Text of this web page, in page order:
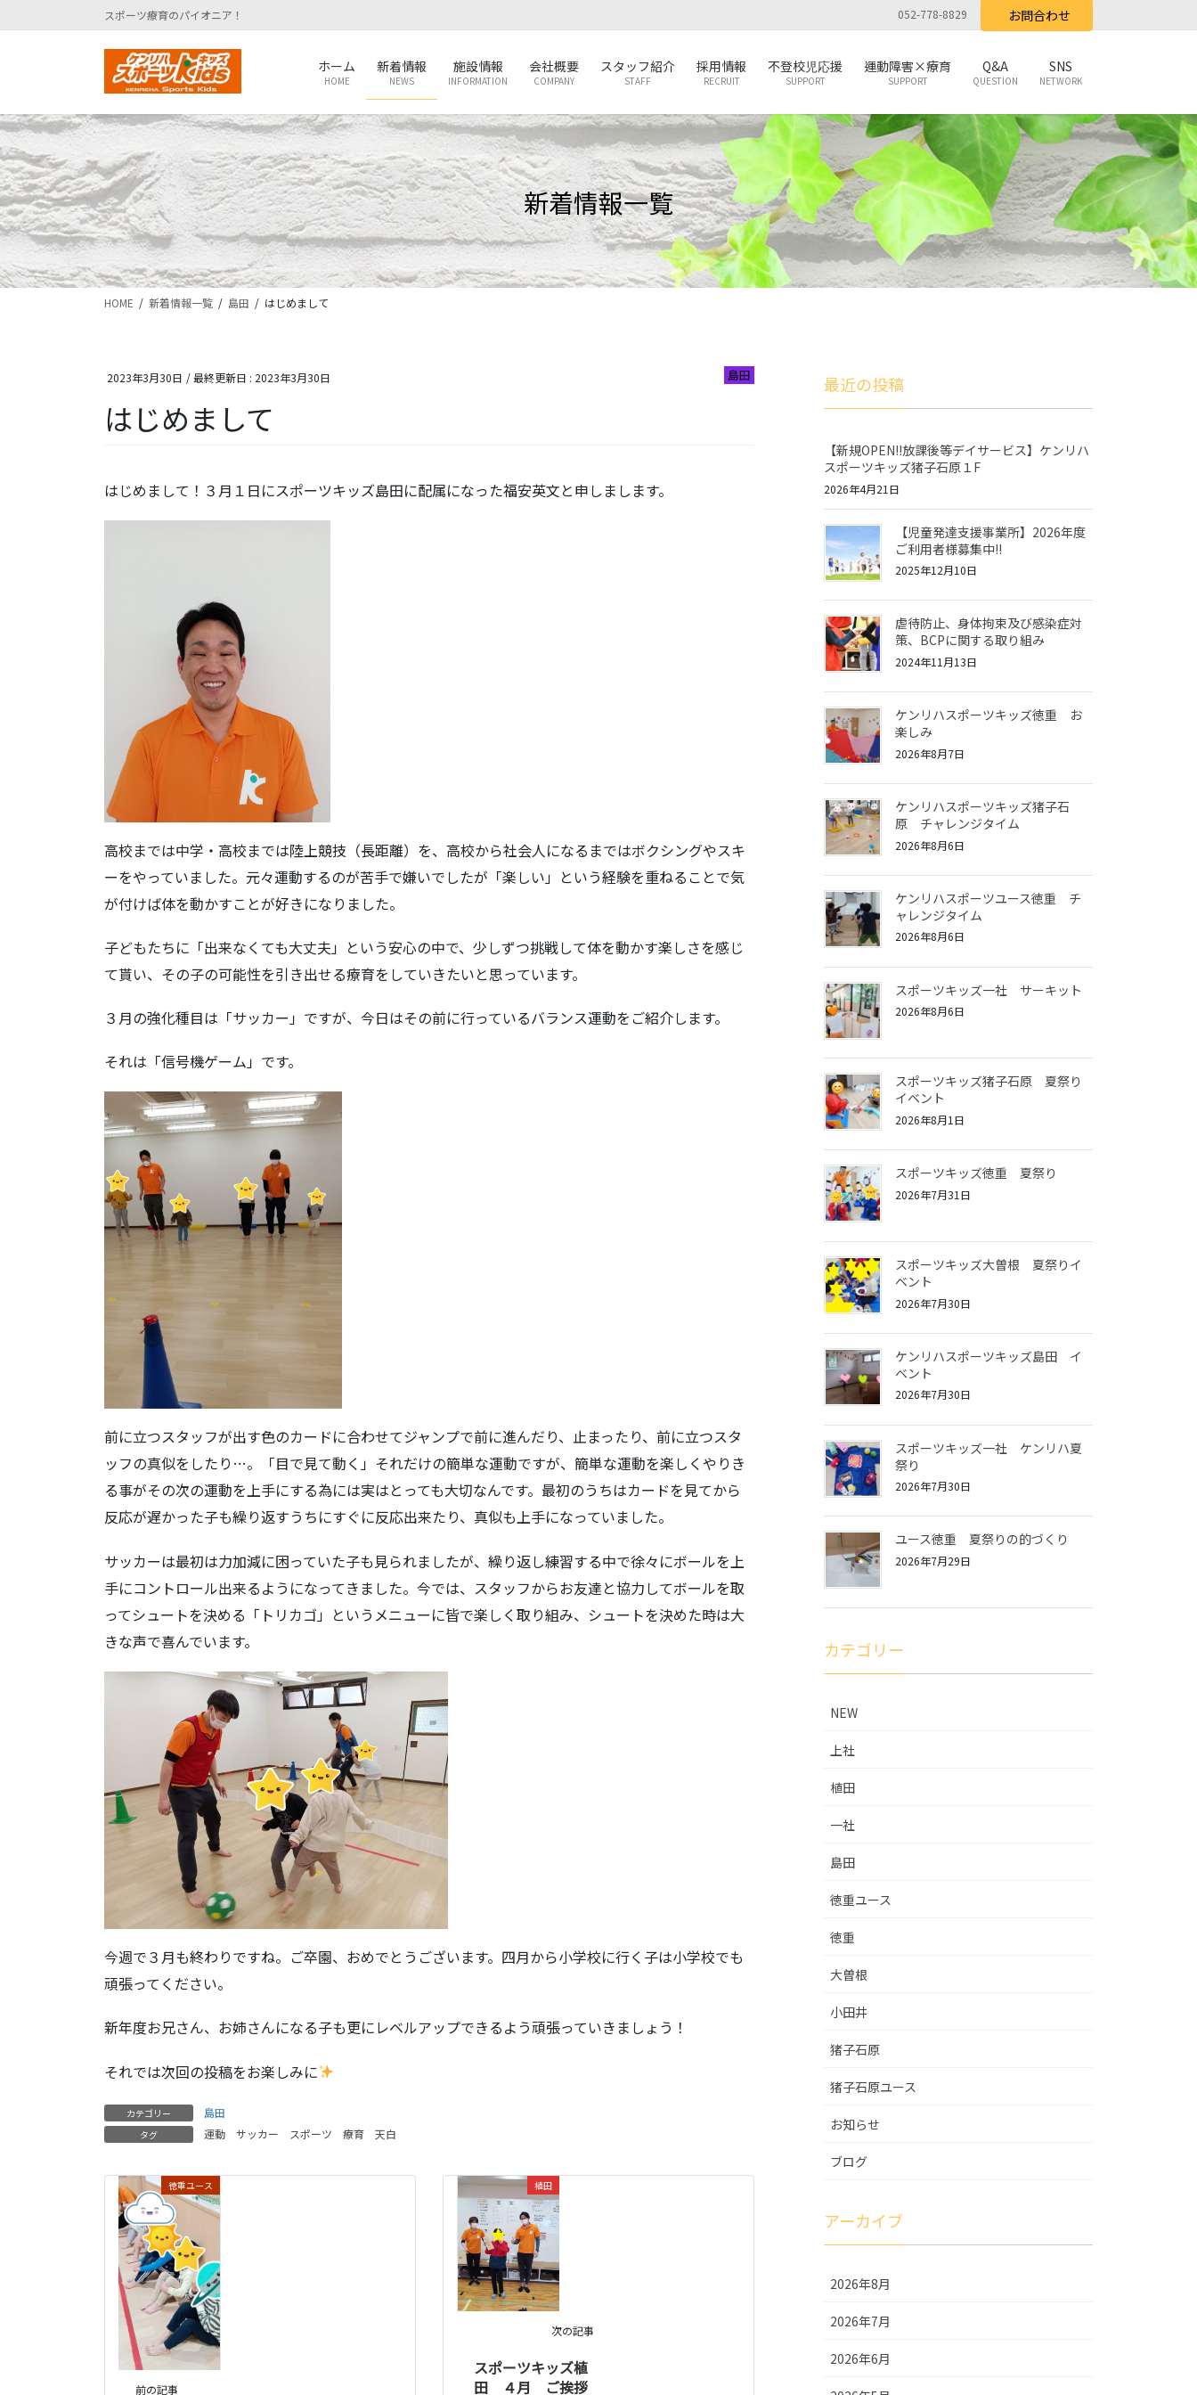
ン
に
移
動
ビ
ョ
ン
に
移
動
スポーツ療育のパイオニア！ 052-778-8829 お問合わせ
ホーム
HOME
新着情報
NEWS
施設情報
INFORMATION
会社概要
COMPANY
スタッフ紹介
STAFF
採用情報
RECRUIT
不登校児応援
SUPPORT
運動障害×療育
SUPPORT
Q&A
QUESTION
SNS
NETWORK
新着情報一覧
HOME 新着情報一覧 島田 はじめまして
2023年3月30日 / 最終更新日 : 2023年3月30日 島田
はじめまして
はじめまして！３月１日にスポーツキッズ島田に配属になった福安英文と申しまします。
高校までは中学・高校までは陸上競技（長距離）を、高校から社会人になるまではボクシングやスキ
ーをやっていました。元々運動するのが苦手で嫌いでしたが「楽しい」という経験を重ねることで気
が付けば体を動かすことが好きになりました。
子どもたちに「出来なくても大丈夫」という安心の中で、少しずつ挑戦して体を動かす楽しさを感じ
て貰い、その子の可能性を引き出せる療育をしていきたいと思っています。
３月の強化種目は「サッカー」ですが、今日はその前に行っているバランス運動をご紹介します。
それは「信号機ゲーム」です。
前に立つスタッフが出す色のカードに合わせてジャンプで前に進んだり、止まったり、前に立つスタ
ッフの真似をしたり…。「目で見て動く」それだけの簡単な運動ですが、簡単な運動を楽しくやりき
る事がその次の運動を上手にする為には実はとっても大切なんです。最初のうちはカードを見てから
反応が遅かった子も繰り返すうちにすぐに反応出来たり、真似も上手になっていました。
サッカーは最初は力加減に困っていた子も見られましたが、繰り返し練習する中で徐々にボールを上
手にコントロール出来るようになってきました。今では、スタッフからお友達と協力してボールを取
ってシュートを決める「トリカゴ」というメニューに皆で楽しく取り組み、シュートを決めた時は大
きな声で喜んでいます。
今週で３月も終わりですね。ご卒園、おめでとうございます。四月から小学校に行く子は小学校でも
頑張ってください。
新年度お兄さん、お姉さんになる子も更にレベルアップできるよう頑張っていきましょう！
それでは次回の投稿をお楽しみに
カテゴリー 島田
タグ 運動 サッカー スポーツ 療育 天白
徳重ユース
前の記事
植田
次の記事
スポーツキッズ植
田 ４月 ご挨拶
最近の投稿
【新規OPEN!!放課後等デイサービス】ケンリハ
スポーツキッズ猪子石原１F
2026年4月21日
【児童発達支援事業所】2026年度
ご利用者様募集中!!
2025年12月10日
虐待防止、身体拘束及び感染症対
策、BCPに関する取り組み
2024年11月13日
ケンリハスポーツキッズ徳重 お
楽しみ
2026年8月7日
ケンリハスポーツキッズ猪子石
原 チャレンジタイム
2026年8月6日
ケンリハスポーツユース徳重 チ
ャレンジタイム
2026年8月6日
スポーツキッズ一社 サーキット
2026年8月6日
スポーツキッズ猪子石原 夏祭り
イベント
2026年8月1日
スポーツキッズ徳重 夏祭り
2026年7月31日
スポーツキッズ大曽根 夏祭りイ
ベント
2026年7月30日
ケンリハスポーツキッズ島田 イ
ベント
2026年7月30日
スポーツキッズ一社 ケンリハ夏
祭り
2026年7月30日
ユース徳重 夏祭りの的づくり
2026年7月29日
カテゴリー
NEW
上社
植田
一社
島田
徳重ユース
徳重
大曽根
小田井
猪子石原
猪子石原ユース
お知らせ
ブログ
アーカイブ
2026年8月
2026年7月
2026年6月